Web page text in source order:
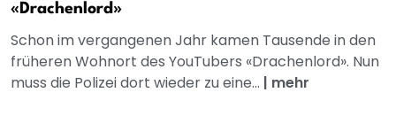
«Drachenlord»
Schon im vergangenen Jahr kamen Tausende in den
früheren Wohnort des YouTubers «Drachenlord». Nun
muss die Polizei dort wieder zu eine... | mehr